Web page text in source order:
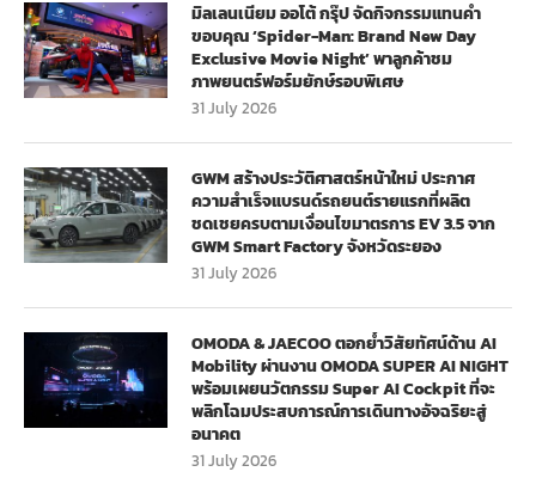
มิลเลนเนียม ออโต้ กรุ๊ป จัดกิจกรรมแทนคำ
ขอบคุณ ‘Spider-Man: Brand New Day
Exclusive Movie Night’ พาลูกค้าชม
ภาพยนตร์ฟอร์มยักษ์รอบพิเศษ
31 July 2026
GWM สร้างประวัติศาสตร์หน้าใหม่ ประกาศ
ความสำเร็จแบรนด์รถยนต์รายแรกที่ผลิต
ชดเชยครบตามเงื่อนไขมาตรการ EV 3.5 จาก
GWM Smart Factory จังหวัดระยอง
31 July 2026
OMODA & JAECOO ตอกย้ำวิสัยทัศน์ด้าน AI
Mobility ผ่านงาน OMODA SUPER AI NIGHT
พร้อมเผยนวัตกรรม Super AI Cockpit ที่จะ
พลิกโฉมประสบการณ์การเดินทางอัจฉริยะสู่
อนาคต
31 July 2026